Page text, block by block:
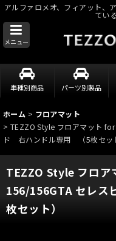
アルファロメオ、フィアット、
てい
メニュー
車種別商品 パーツ別製品
ホーム > フロアマット
> TEZZO Style フロアマット
ド 右ハンドル専用 （5枚セッ
TEZZO Style フロア
156/156GTA セレ
枚セット）